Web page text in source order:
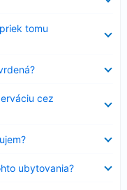
tomu
cez
ubytovania?